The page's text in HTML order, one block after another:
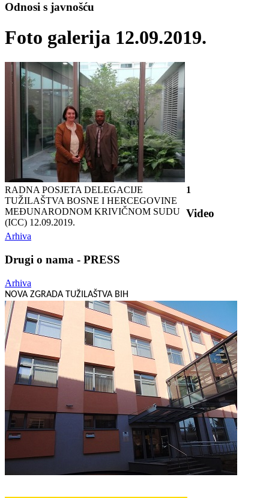
Odnosi s javnošću
Foto galerija 12.09.2019.
RADNA POSJETA DELEGACIJE
TUŽILAŠTVA BOSNE I HERCEGOVINE
MEĐUNARODNOM KRIVIČNOM SUDU
(ICC) 12.09.2019.
1
Video
Arhiva
Drugi o nama - PRESS
Arhiva
NOVA ZGRADA TUŽILAŠTVA BIH